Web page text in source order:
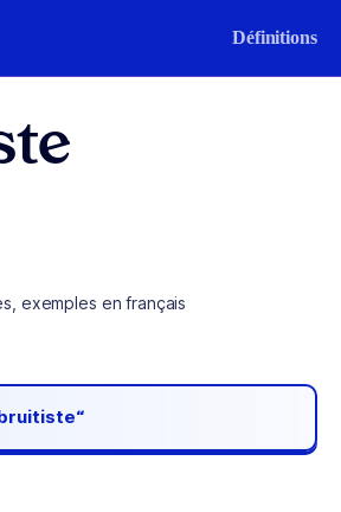
Définitions
exemples en français